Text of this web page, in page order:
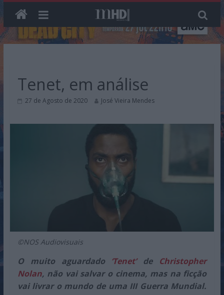
Tenet, em análise
27 de Agosto de 2020 José Vieira Mendes
©NOS Audiovisuais
O muito aguardado ‘Tenet’de Christopher
Nolan, não vai salvar o cinema, mas na ficção
vai livrar o mundo de uma III Guerra Mundial.